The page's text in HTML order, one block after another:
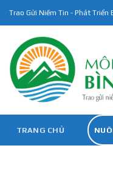
content
Trao Gửi Niềm Tin - Phát Triển
TRANG CHỦ